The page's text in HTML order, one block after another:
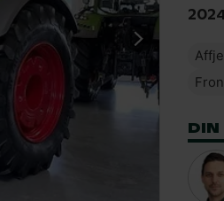
DIN